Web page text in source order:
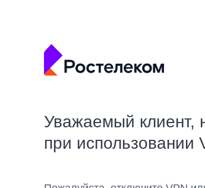
Уважаемый клиент,
при использовании